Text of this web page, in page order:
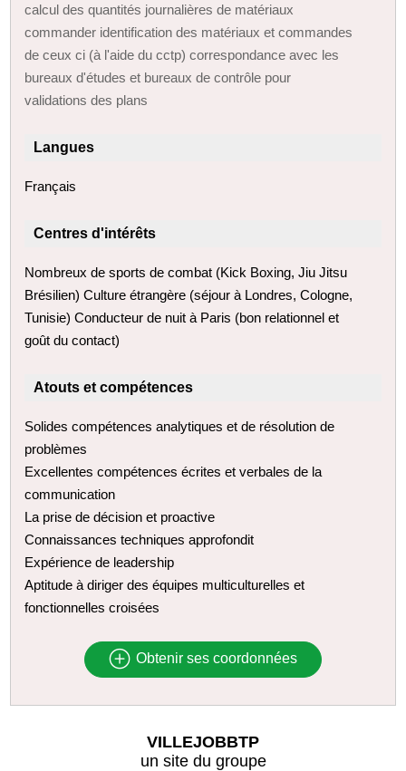
calcul des quantités journalières de matériaux
commander identification des matériaux et commandes
de ceux ci (à l'aide du cctp) correspondance avec les
bureaux d'études et bureaux de contrôle pour
validations des plans
Langues
Français
Centres d'intérêts
Nombreux de sports de combat (Kick Boxing, Jiu Jitsu
Brésilien) Culture étrangère (séjour à Londres, Cologne,
Tunisie) Conducteur de nuit à Paris (bon relationnel et
goût du contact)
Atouts et compétences
Solides compétences analytiques et de résolution de
problèmes
Excellentes compétences écrites et verbales de la
communication
La prise de décision et proactive
Connaissances techniques approfondit
Expérience de leadership
Aptitude à diriger des équipes multiculturelles et
fonctionnelles croisées
Obtenir ses coordonnées
VILLEJOBBTP
un site du groupe